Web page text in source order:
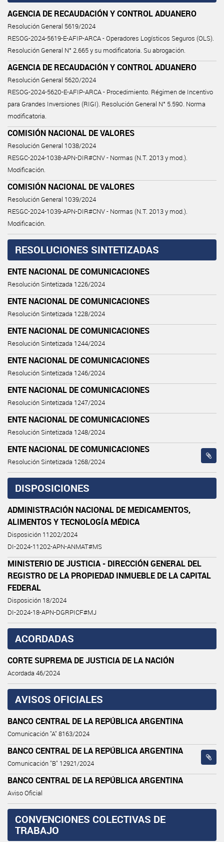
AGENCIA DE RECAUDACIÓN Y CONTROL ADUANERO
Resolución General 5619/2024
RESOG-2024-5619-E-AFIP-ARCA - Operadores Logísticos Seguros (OLS).
Resolución General N° 2.665 y su modificatoria. Su abrogación.
AGENCIA DE RECAUDACIÓN Y CONTROL ADUANERO
Resolución General 5620/2024
RESOG-2024-5620-E-AFIP-ARCA - Procedimiento. Régimen de Incentivo
para Grandes Inversiones (RIGI). Resolución General N° 5.590. Norma
modificatoria.
COMISIÓN NACIONAL DE VALORES
Resolución General 1038/2024
RESGC-2024-1038-APN-DIR#CNV - Normas (N.T. 2013 y mod.).
Modificación.
COMISIÓN NACIONAL DE VALORES
Resolución General 1039/2024
RESGC-2024-1039-APN-DIR#CNV - Normas (N.T. 2013 y mod.).
Modificación.
RESOLUCIONES SINTETIZADAS
ENTE NACIONAL DE COMUNICACIONES
Resolución Sintetizada 1226/2024
ENTE NACIONAL DE COMUNICACIONES
Resolución Sintetizada 1228/2024
ENTE NACIONAL DE COMUNICACIONES
Resolución Sintetizada 1244/2024
ENTE NACIONAL DE COMUNICACIONES
Resolución Sintetizada 1246/2024
ENTE NACIONAL DE COMUNICACIONES
Resolución Sintetizada 1247/2024
ENTE NACIONAL DE COMUNICACIONES
Resolución Sintetizada 1248/2024
ENTE NACIONAL DE COMUNICACIONES
Resolución Sintetizada 1268/2024
DISPOSICIONES
ADMINISTRACIÓN NACIONAL DE MEDICAMENTOS,
ALIMENTOS Y TECNOLOGÍA MÉDICA
Disposición 11202/2024
DI-2024-11202-APN-ANMAT#MS
MINISTERIO DE JUSTICIA - DIRECCIÓN GENERAL DEL
REGISTRO DE LA PROPIEDAD INMUEBLE DE LA CAPITAL
FEDERAL
Disposición 18/2024
DI-2024-18-APN-DGRPICF#MJ
ACORDADAS
CORTE SUPREMA DE JUSTICIA DE LA NACIÓN
Acordada 46/2024
AVISOS OFICIALES
BANCO CENTRAL DE LA REPÚBLICA ARGENTINA
Comunicación "A" 8163/2024
BANCO CENTRAL DE LA REPÚBLICA ARGENTINA
Comunicación "B" 12921/2024
BANCO CENTRAL DE LA REPÚBLICA ARGENTINA
Aviso Oficial
CONVENCIONES COLECTIVAS DE
TRABAJO